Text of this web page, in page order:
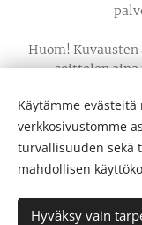
Huom!
soittelen
PJT Studios
Käytämme
verkkosivustomme
turvallisuuden sekä
mahdollisen
Hyväksy vain